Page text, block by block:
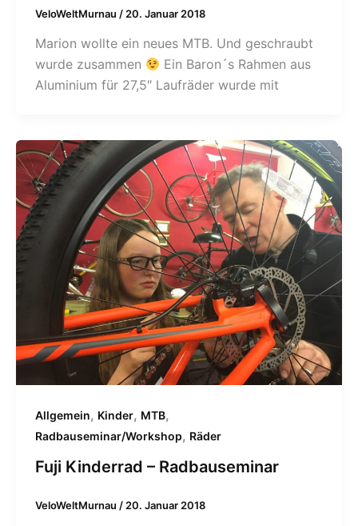
VeloWeltMurnau / 20. Januar 2018
Marion wollte ein neues MTB. Und geschraubt
wurde zusammen
Ein Baron´s Rahmen aus
Aluminium für 27,5″ Laufräder wurde mit
Allgemein, Kinder, MTB,
Radbauseminar/Workshop, Räder
Fuji Kinderrad – Radbauseminar
VeloWeltMurnau / 20. Januar 2018